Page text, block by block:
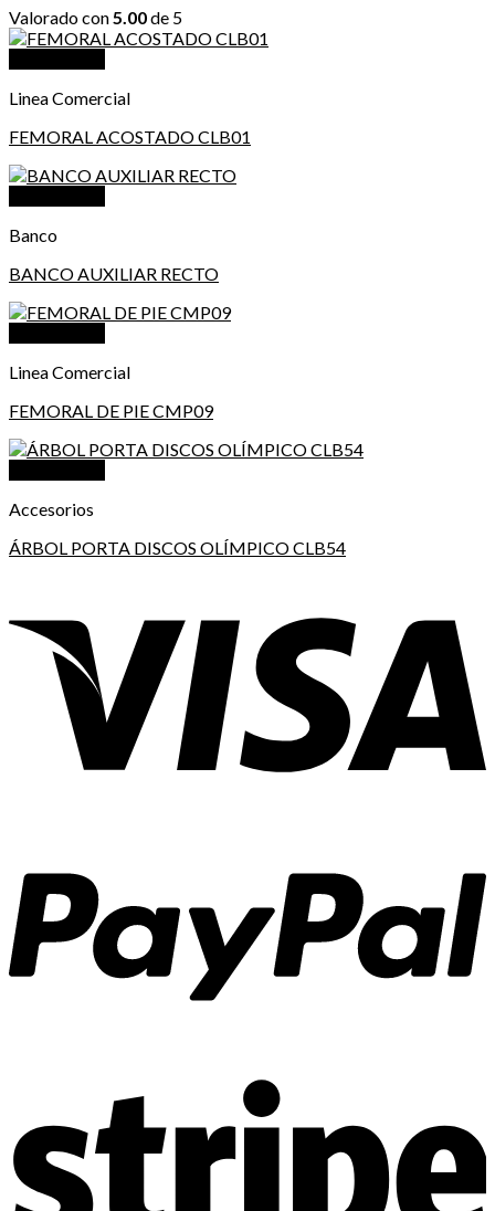
Valorado con5.00de 5
Linea Comercial
FEMORAL ACOSTADO CLB01
Banco
BANCO AUXILIAR RECTO
Linea Comercial
FEMORAL DE PIE CMP09
Accesorios
ÁRBOL PORTA DISCOS OLÍMPICO CLB54